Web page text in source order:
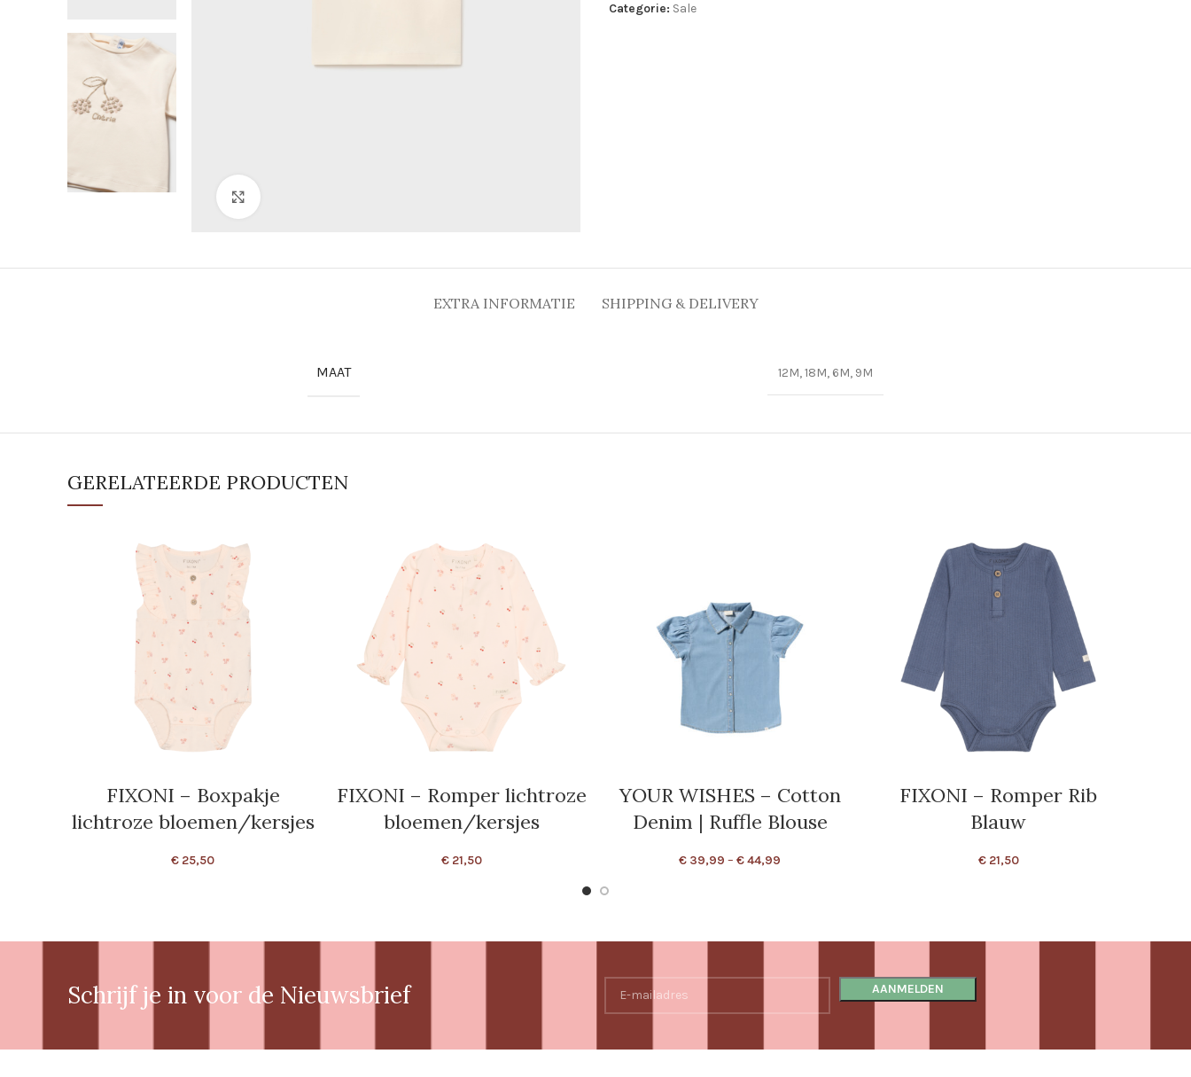
Categorie: Sale
EXTRA INFORMATIE SHIPPING & DELIVERY
MAAT 12M, 18M, 6M, 9M
GERELATEERDE PRODUCTEN
FIXONI – Boxpakje
lichtroze bloemen/kersjes
€ 25,50
FIXONI – Romper lichtroze
bloemen/kersjes
€21,50
YOUR WISHES – Cotton
Denim | Ruffle Blouse
€ 39,99 – €44,99
FIXONI – Romper Rib
Blauw
€21,50
Schrijf je in voor de Nieuwsbrief